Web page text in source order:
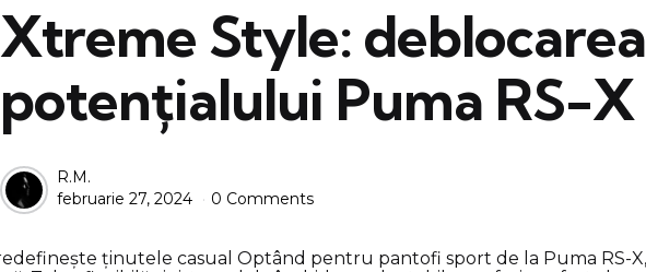
Xtreme Style: deblocarea
potențialului Puma RS-X
Posted
by
R.M.
februarie 27, 2024
0 Comments